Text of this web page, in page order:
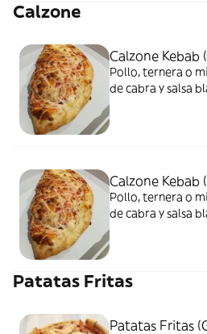
Calzone
Calzone Kebab
Pollo, ternera o
de cabra y salsa
Calzone Kebab
Pollo, ternera o
de cabra y salsa
Patatas Fritas
Patatas Fritas